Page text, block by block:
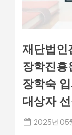
재단법인
장학진흥
장학숙
대상자
Posted
2025년 05